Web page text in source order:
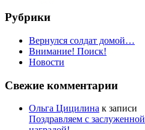
Рубрики
Вернулся солдат домой…
Внимание! Поиск!
Новости
Свежие комментарии
Ольга Цицилина к записи
Поздравляем с заслуженной